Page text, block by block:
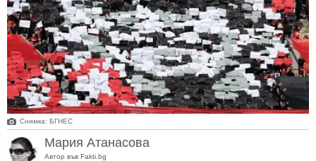
Снимка: БГНЕС
Мария Атанасова
Автор във Fakti.bg